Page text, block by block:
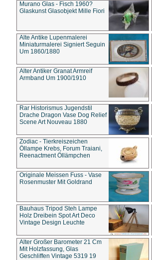
Murano Glas - Fisch 1960?
Glaskunst Glasobjekt Mille Fiori
Alte Antike Lupenmalerei
Miniaturmalerei Signiert Seguin
Um 1860/1880
Alter Antiker Granat Armreif
Armband Um 1900/1910
Rar Historismus Jugendstil
Drache Dragon Vase Dog Relief
Scene Art Nouveau 1880
Zodiac - Tierkreiszeichen
Öllampe Krebs, Forum Traiani,
Reenactment Öllämpchen
Originale Meissen Fuss - Vase
Rosenmuster Mit Goldrand
Bauhaus Tripod Steh Lampe
Holz Dreibein Spot Art Deco
Vintage Design Leuchte
Alter Großer Barometer 21 Cm
Mit Holzfassung, Glas
Geschliffen Vintage 5319 19